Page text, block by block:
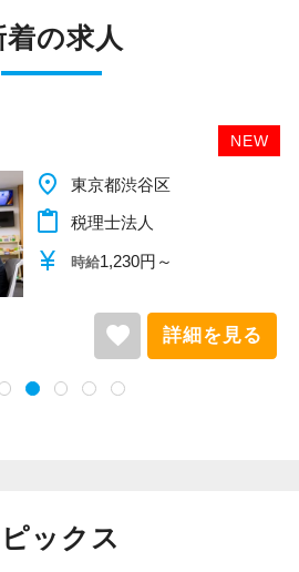
着の求人
NEW
place 千葉県柏市
content_paste 税理士法人
currency_yen 時給1,140円～
favorite 詳細を見る
ックス